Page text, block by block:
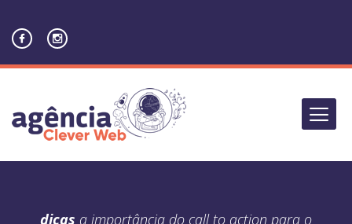
dicas a importância do call to action para o